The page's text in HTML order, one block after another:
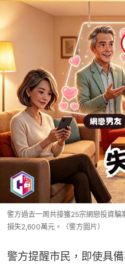
警方過去一周共接獲25宗網戀投資
損失2,600萬元。（警方圖片）
警方提醒巿民，即使具